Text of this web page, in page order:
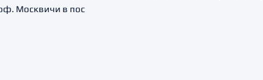
Москвичи в пос